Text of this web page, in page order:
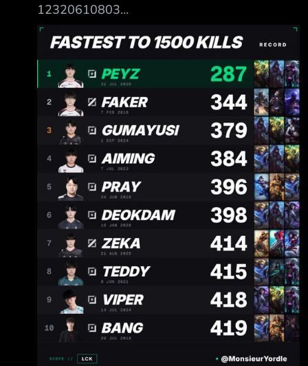
12320610803
https://i.imgur.com/7M2UDk6.png 剛剛看到有
這消息 想說還有誰 結果下面是faker越來霸榜那
麼久了 不過peyz不到300場 真的是人型遠古龍
耶 --